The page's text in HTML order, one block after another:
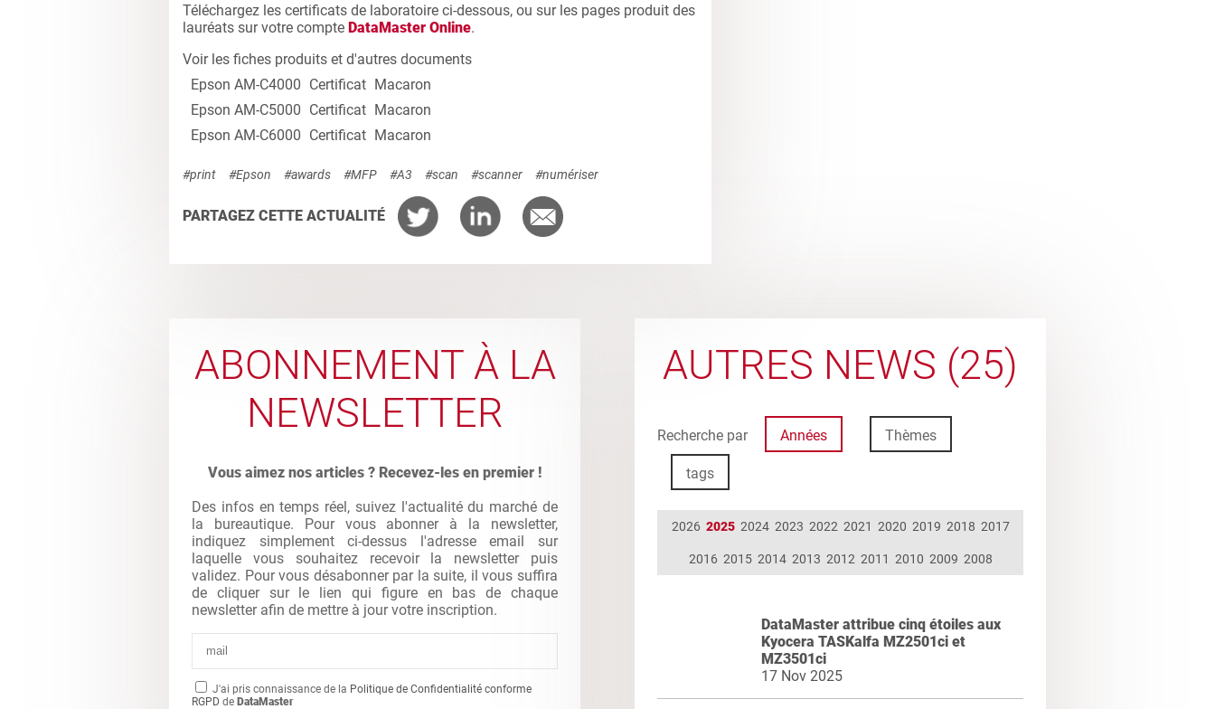
Téléchargez les certificats de laboratoire ci-dessous, ou sur les pages produit des
lauréats sur votre compte DataMaster Online.
Voir les fiches produits et d'autres documents
Epson AM-C4000 Certificat Macaron
Epson AM-C5000 Certificat Macaron
Epson AM-C6000 Certificat Macaron
#print #Epson #awards #MFP #A3 #scan #scanner #numériser
PARTAGEZ CETTE ACTUALITÉ
ABONNEMENT À LA
NEWSLETTER
Vous aimez nos articles ? Recevez-les en premier !
Des infos en temps réel, suivez l'actualité du marché de
la bureautique. Pour vous abonner à la newsletter,
indiquez simplement ci-dessus l'adresse email sur
laquelle vous souhaitez recevoir la newsletter puis
validez. Pour vous désabonner par la suite, il vous suffira
de cliquer sur le lien qui figure en bas de chaque
newsletter afin de mettre à jour votre inscription.
J'ai pris connaissance de la Politique de Confidentialité conforme
RGPD de DataMaster
AUTRES NEWS (25)
Recherche par Années Thèmes
tags
2026 2025 2024 2023 2022 2021 2020 2019 2018 2017
2016 2015 2014 2013 2012 2011 2010 2009 2008
DataMaster attribue cinq étoiles aux
Kyocera TASKalfa MZ2501ci et
MZ3501ci
17 Nov 2025